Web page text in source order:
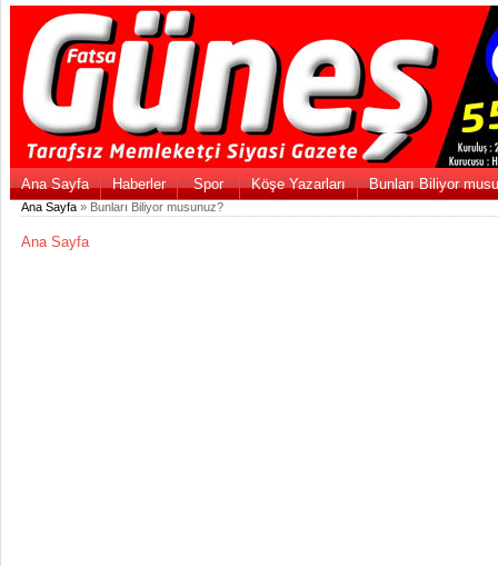
Ana Sayfa Haberler Spor Köşe Yazarları Bunları Biliyor
Ana Sayfa » Bunları Biliyor musunuz?
Ana Sayfa